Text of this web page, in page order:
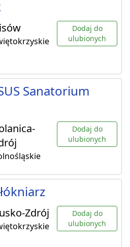
Dodaj do
ulubionych
Sanatorium
Dodaj do
ulubionych
Zdrój
Dodaj do
ulubionych